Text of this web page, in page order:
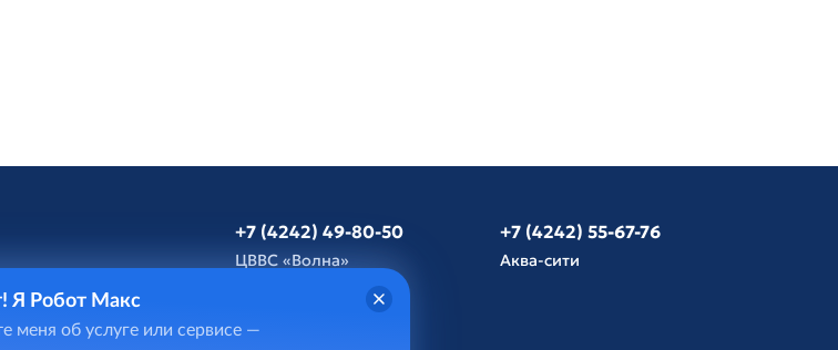
+7 (4242) 49-80-50
ЦВВС «Волна»
+7 (4242) 55-67-76
Аква-сити
Я Робот Макс
меня об услуге или сервисе —